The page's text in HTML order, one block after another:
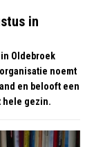
in
in Oldebroek
noemt
en belooft een
hele gezin.